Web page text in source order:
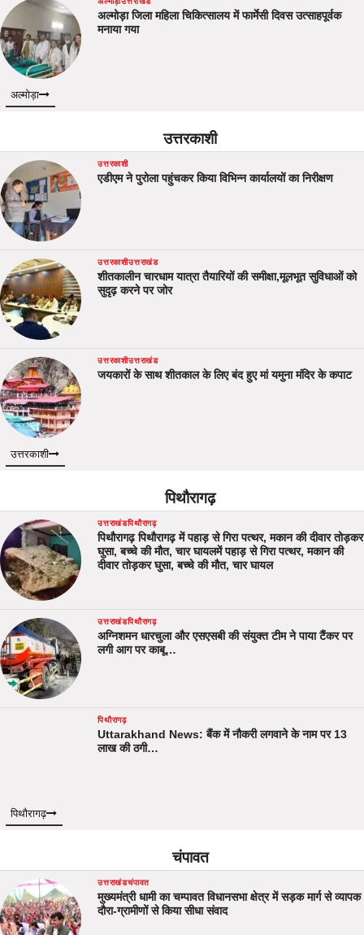
अल्मोड़ा जिला महिला चिकित्सालय में फार्मेसी दिवस उत्साहपूर्वक
मनाया गया
अल्मोड़ा
उत्तरकाशी
उत्तरकाशी
एडीएम ने पुरोला पहुंचकर किया विभिन्न कार्यालयों का निरीक्षण
उत्तरकाशीउत्तराखंड
शीतकालीन चारधाम यात्रा तैयारियों की समीक्षा,मूलभूत सुविधाओं को
सुदृढ़ करने पर जोर
उत्तरकाशीउत्तराखंड
जयकारों के साथ शीतकाल के लिए बंद हुए मां यमुना मंदिर के कपाट
उत्तरकाशी
पिथौरागढ़
उत्तराखंडपिथौरागढ़
पिथौरागढ़ पिथौरागढ़ में पहाड़ से गिरा पत्थर, मकान की दीवार तोड़कर
घुसा, बच्चे की मौत, चार घायलमें पहाड़ से गिरा पत्थर, मकान की
दीवार तोड़कर घुसा, बच्चे की मौत, चार घायल
उत्तराखंडपिथौरागढ़
अग्निशमन धारचुला और एसएसबी की संयुक्त टीम ने पाया टैंकर पर
लगी आग पर काबू…
पिथौरागढ़
Uttarakhand News: बैंक में नौकरी लगवाने के नाम पर 13
लाख की ठगी…
पिथौरागढ़
चंपावत
उत्तराखंडचंपावत
मुख्यमंत्री धामी का चम्पावत विधानसभा क्षेत्र में सड़क मार्ग से व्यापक
दौरा-ग्रामीणों से किया सीधा संवाद